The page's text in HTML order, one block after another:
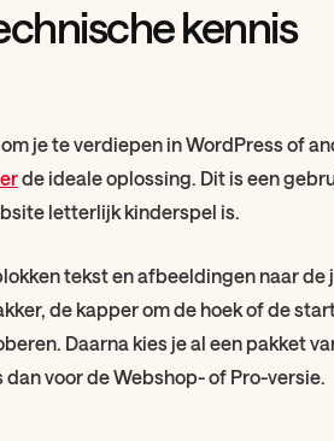
kennis
je te verdiepen in WordPress of
de ideale oplossing. Dit is een
letterlijk kinderspel is.
tekst en afbeeldingen naar de
de kapper om de hoek of de
Daarna kies je al een pakket
voor de Webshop- of Pro-versie.